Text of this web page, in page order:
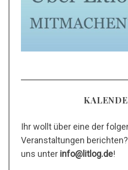
Ihr wollt über eine der
Veranstaltungen
uns unter info@litlog.de!